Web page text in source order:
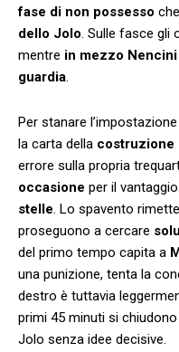
fase di non possesso
dello Jolo. Sulle fasce gli
mentre in mezzo
guardia.
Per stanare
la carta della costruzione
errore sulla propria
occasione per il
stelle. Lo spavento
proseguono a cercare
del primo tempo capita a
una punizione, tenta la
destro è tuttavia
primi 45 minuti si
Jolo senza idee decisive.